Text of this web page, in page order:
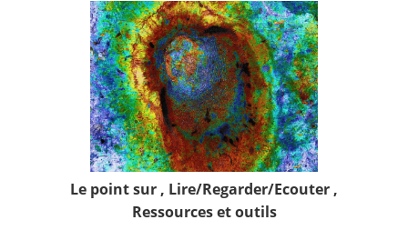
Qui sommes nous ?
Nous suivre
Le point sur , Lire/Regarder/Ecouter ,
Ressources et outils